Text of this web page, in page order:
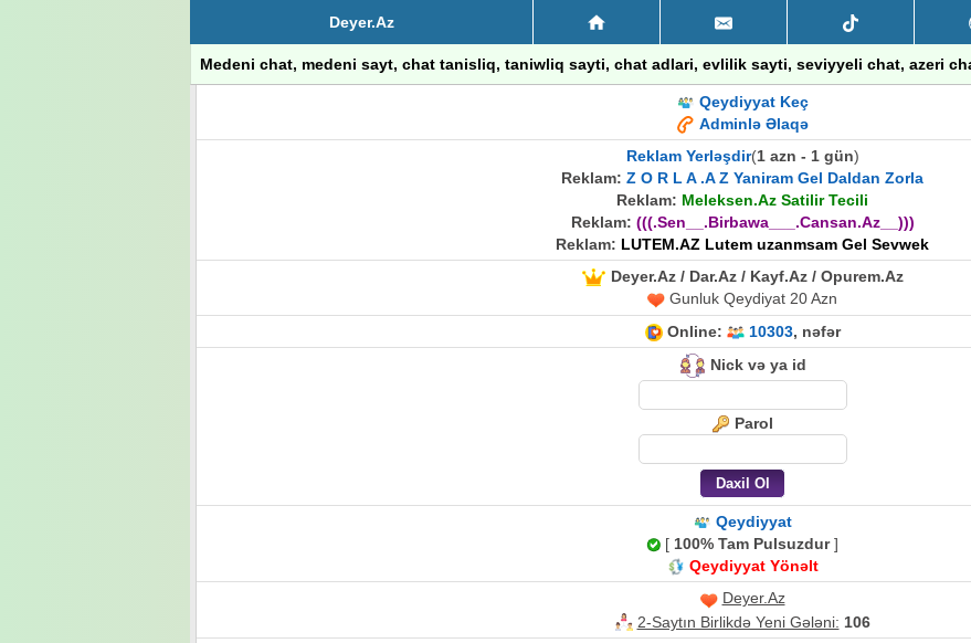
Deyer.Az
Medeni chat, medeni sayt, chat tanisliq, taniwliq sayti, chat adlari, evlilik sayti, seviyyeli chat, azeri
Qeydiyyat Keç
Adminlə Əlaqə
Reklam Yerləşdir(1 azn - 1 gün)
Reklam: Z O R L A .A Z Yaniram Gel Daldan Zorla
Reklam: Meleksen.Az Satilir Tecili
Reklam: (((.Sen__.Birbawa___.Cansan.Az__)))
Reklam: LUTEM.AZ Lutem uzanmsam Gel Sevwek
Deyer.Az / Dar.Az / Kayf.Az / Opurem.Az
Gunluk Qeydiyat 20 Azn
Online:
10303, nəfər
Nick və ya id
Parol
Qeydiyyat
[ 100% Tam Pulsuzdur]
Qeydiyyat Yönəlt
Deyer.Az
2-Saytın Birlikdə Yeni Gələni: 106